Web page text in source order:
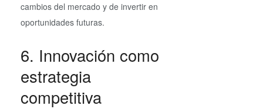
cambios del mercado y de invertir en
oportunidades futuras.
6. Innovación como
estrategia
competitiva